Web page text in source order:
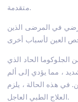
متقدمة.
في المرضى الذين
الحاد الذي
، مما يؤدي إلى ألم
في هذه الحالة ، يلزم
العلاج الطبي العاجل.